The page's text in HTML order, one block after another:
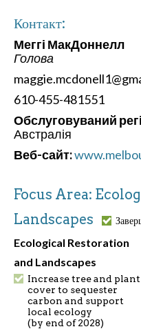
Контакт:
Меггі МакДоннелл
Голова
610-455-481551
Обслуговуваний
Австралія
Веб-сайт:
Focus Area:
Landscapes
Ecological Restoration
and Landscapes
Increase tree and plant
cover to sequester
carbon and support
local ecology
(by end of 2028)